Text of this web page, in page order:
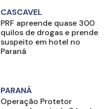
CASCAVEL
PRF apreende quase 300
quilos de drogas e prende
suspeito em hotel no
Paraná
PARANÁ
Operação Protetor